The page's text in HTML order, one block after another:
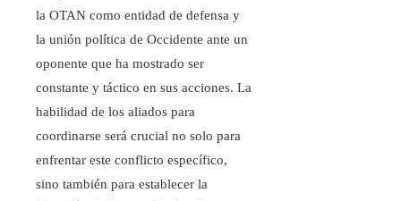
la OTAN como entidad de defensa y
la unión política de Occidente ante un
oponente que ha mostrado ser
constante y táctico en sus acciones. La
habilidad de los aliados para
coordinarse será crucial no solo para
enfrentar este conflicto específico,
sino también para establecer la